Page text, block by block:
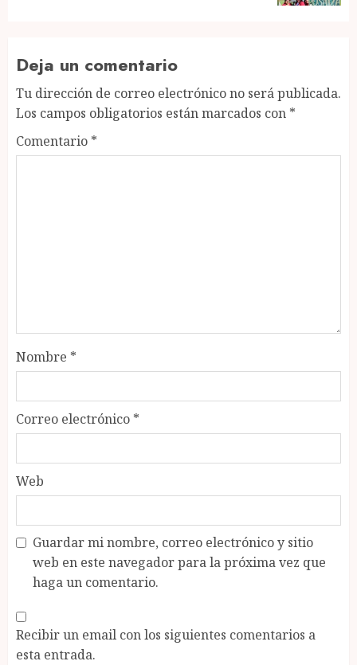
Deja un comentario
Tu dirección de correo electrónico no será publicada.
Los campos obligatorios están marcados con *
Comentario *
Nombre *
Correo electrónico *
Web
Guardar mi nombre, correo electrónico y sitio
web en este navegador para la próxima vez que
haga un comentario.
Recibir un email con los siguientes comentarios a
esta entrada.